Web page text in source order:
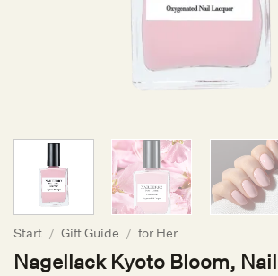
Start / Gift Guide / for Her
Nagellack Kyoto Bloom,